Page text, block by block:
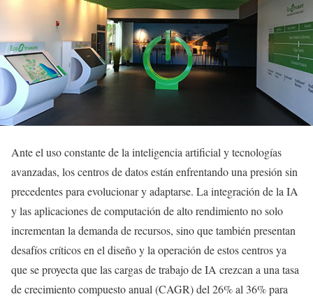
Ante el uso constante de la inteligencia artificial y tecnologías
avanzadas, los centros de datos están enfrentando una presión sin
precedentes para evolucionar y adaptarse. La integración de la IA
y las aplicaciones de computación de alto rendimiento no solo
incrementan la demanda de recursos, sino que también presentan
desafíos críticos en el diseño y la operación de estos centros ya
que se proyecta que las cargas de trabajo de IA crezcan a una tasa
de crecimiento compuesto anual (CAGR) del 26% al 36% para